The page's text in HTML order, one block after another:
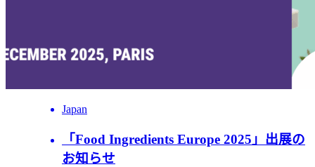
Japan
「Food Ingredients Europe 2025」出展の
お知らせ